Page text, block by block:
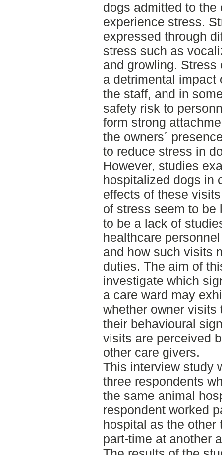
dogs admitted to
experience stress.
expressed through
stress such as
and growling.
a detrimental impact
the staff, and in
safety risk to
form strong
the owners´
to reduce stress in
However, studies
hospitalized dogs in
effects of these
of stress seem to be
to be a lack of
healthcare
and how such visits
duties. The aim of
investigate which
a care ward may
whether owner visits
their behavioural
visits are perceived
other care givers.
This interview study
three respondents
the same animal
respondent worked
hospital as the other
part-time at another